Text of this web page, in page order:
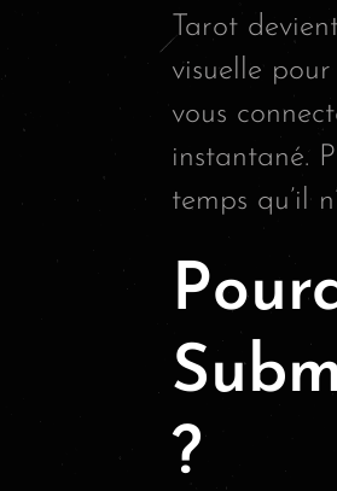
Tarot
visuelle
vous
instantané.
temps qu’il
?